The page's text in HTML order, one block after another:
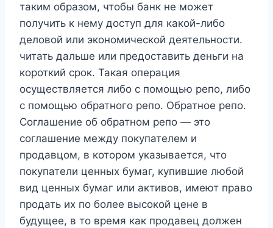
таким образом, чтобы банк не может
получить к нему доступ для какой-либо
деловой или экономической деятельности.
читать дальше или предоставить деньги на
короткий срок. Такая операция
осуществляется либо с помощью репо, либо
с помощью обратного репо. Обратное репо.
Соглашение об обратном репо — это
соглашение между покупателем и
продавцом, в котором указывается, что
покупатели ценных бумаг, купившие любой
вид ценных бумаг или активов, имеют право
продать их по более высокой цене в
будущее, в то время как продавец должен